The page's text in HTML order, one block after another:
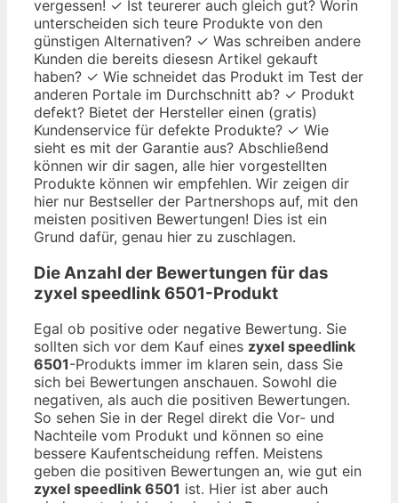
vergessen! ✓ Ist teurerer auch gleich gut? Worin
unterscheiden sich teure Produkte von den
günstigen Alternativen? ✓ Was schreiben andere
Kunden die bereits diesesn Artikel gekauft
haben? ✓ Wie schneidet das Produkt im Test der
anderen Portale im Durchschnitt ab? ✓ Produkt
defekt? Bietet der Hersteller einen (gratis)
Kundenservice für defekte Produkte? ✓ Wie
sieht es mit der Garantie aus? Abschließend
können wir dir sagen, alle hier vorgestellten
Produkte können wir empfehlen. Wir zeigen dir
hier nur Bestseller der Partnershops auf, mit den
meisten positiven Bewertungen! Dies ist ein
Grund dafür, genau hier zu zuschlagen.
Die Anzahl der Bewertungen für das
zyxel speedlink 6501-Produkt
Egal ob positive oder negative Bewertung. Sie
sollten sich vor dem Kauf eines zyxel speedlink
6501-Produkts immer im klaren sein, dass Sie
sich bei Bewertungen anschauen. Sowohl die
negativen, als auch die positiven Bewertungen.
So sehen Sie in der Regel direkt die Vor- und
Nachteile vom Produkt und können so eine
bessere Kaufentscheidung reffen. Meistens
geben die positiven Bewertungen an, wie gut ein
zyxel speedlink 6501 ist. Hier ist aber auch